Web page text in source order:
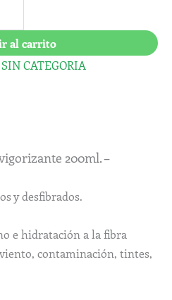
al carrito
SIN CATEGORIA
200ml. –
y desfibrados.
e hidratación a la fibra
contaminación, tintes,